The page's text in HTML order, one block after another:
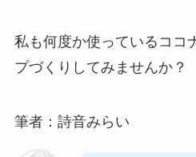
私も何度か使っているココ
プづくりしてみませんか？
筆者：詩音みらい